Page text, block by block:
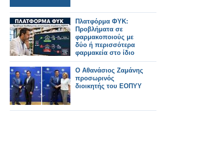
Πλατφόρμα ΦΥΚ:
Προβλήματα σε
φαρμακοποιούς με
δύο ή περισσότερα
φαρμακεία στο ίδιο
ΑΦΜ
Ο Αθανάσιος Ζαμάνης
προσωρινός
διοικητής του ΕΟΠΥΥ